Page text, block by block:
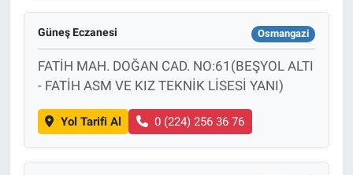
Güneş Eczanesi Osmangazi
FATİH MAH. DOĞAN CAD. NO:61(BEŞYOL ALTI
- FATİH ASM VE KIZ TEKNİK LİSESİ YANI)
Yol Tarifi Al 0 (224) 256 36 76